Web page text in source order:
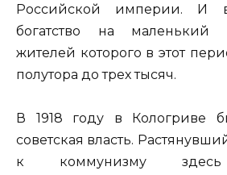
Российской империи. И
богатство на маленький
жителей которого в этот
полутора до трех тысяч.
В 1918 году в Кологриве
советская власть.
к коммунизму здесь